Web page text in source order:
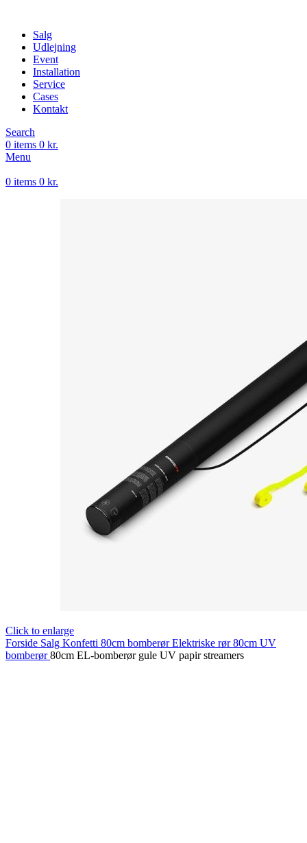
Salg
Udlejning
Event
Installation
Service
Cases
Kontakt
Search
0 items 0 kr.
Menu
0 items 0 kr.
Click to enlarge
Forside Salg Konfetti 80cm bomberørElektriske rør80cm UV
bomberør80cm EL-bomberør gule UV papir streamers